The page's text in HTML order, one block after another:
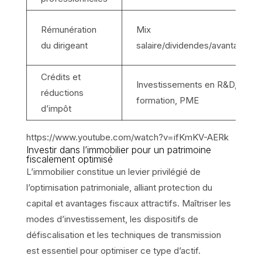
Rémunération
du dirigeant
Mix
salaire/dividendes/avantages
Crédits et
réductions
d’impôt
Investissements en R&D,
formation, PME
https://www.youtube.com/watch?v=ifKmKV-AERk
Investir dans l’immobilier pour un patrimoine
fiscalement optimisé
L’immobilier constitue un levier privilégié de
l’optimisation patrimoniale, alliant protection du
capital et avantages fiscaux attractifs. Maîtriser les
modes d’investissement, les dispositifs de
défiscalisation et les techniques de transmission
est essentiel pour optimiser ce type d’actif.